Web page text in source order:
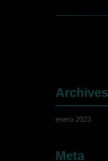
Archives
enero 2023
Meta